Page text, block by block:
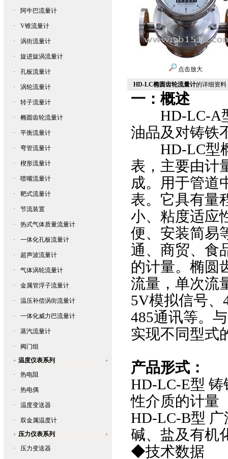
· 阿牛巴流量计
· V锥流量计
· 涡街流量计
· 旋进旋涡流量计
· 孔板流量计
· 涡轮流量计
· 转子流量计
· 椭圆齿轮流量计
· 平衡流量计
· 弯管流量计
· 楔形流量计
· 喷嘴流量计
· 靶式流量计
· 节流装置
· 热式气体质量流量计
· 一体化孔板流量计
· 超声波流量计
· 气体涡轮流量计
· 金属管浮子流量计
· 温压补偿涡街流量计
· 一体化威力巴流量计
· 蒸汽流量计
·
阀门组
温度仪表系列
·
热电阻
· 热电偶
· 温度变送器
·
双金属温度计
压力仪表系列
·
压力变送器
点击放大
HD-LC椭圆齿轮流量计的详细资料
一：概述
HD-LC-A
油品及对铸铁
HD-LC型
表，主要由计
成。用于管道
表。它具有量
小、粘度适应
便、安装简易
通、商贸、食
的计量。椭圆
流量，单次流
5V模拟信号、
485通讯等。
实现不同型式
产品形式：
HD-LC-E型 铸
性介质的计量
HD-LC-B型
碱、盐及有机
◆技术数据